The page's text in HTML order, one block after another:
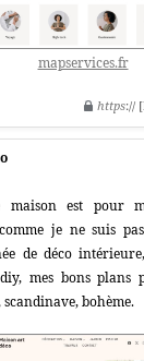
mapservices.fr
https://
maison est pour
je ne suis
de déco
mes bons plans
bohème.